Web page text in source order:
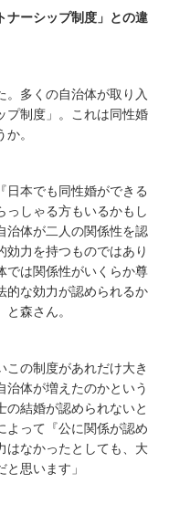
ナーシップ制度」との違
。多くの自治体が取り入
プ制度」。これは同性婚
。
日本でも同性婚ができる
っしゃる方もいるかもし
治体が二人の関係性を認
効力を持つものではあり
では関係性がいくらか尊
的な効力が認められるか
森さん。
この制度があれだけ大き
治体が増えたのかという
の結婚が認められないと
よって『公に関係が認め
はなかったとしても、大
思います」